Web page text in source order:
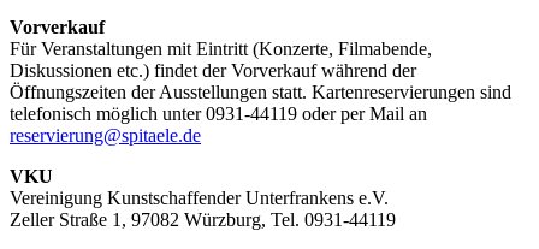
Vorverkauf
Für Veranstaltungen mit Eintritt (Konzerte, Filmabende,
Diskussionen etc.) findet der Vorverkauf während der
Öffnungszeiten der Ausstellungen statt. Kartenreservierungen sind
telefonisch möglich unter 0931-44119 oder per Mail an
reservierung@spitaele.de
VKU
Vereinigung Kunstschaffender Unterfrankens e.V.
Zeller Straße 1, 97082 Würzburg, Tel. 0931-44119